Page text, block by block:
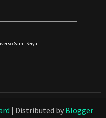
Saint Seiya.
| Distributed by Blogger